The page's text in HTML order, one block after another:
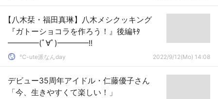
【八木栞・福田真琳】八木メシクッキング
『ガトーショコラを作ろう！』後編ｷﾀ
━━━━(ﾟ∀ﾟ)━━━━!!
℃-ute派なんday 2022/9/12(Mo) 14:08
デビュー35周年アイドル・仁藤優子さん
「今、生きやすくて楽しい！」